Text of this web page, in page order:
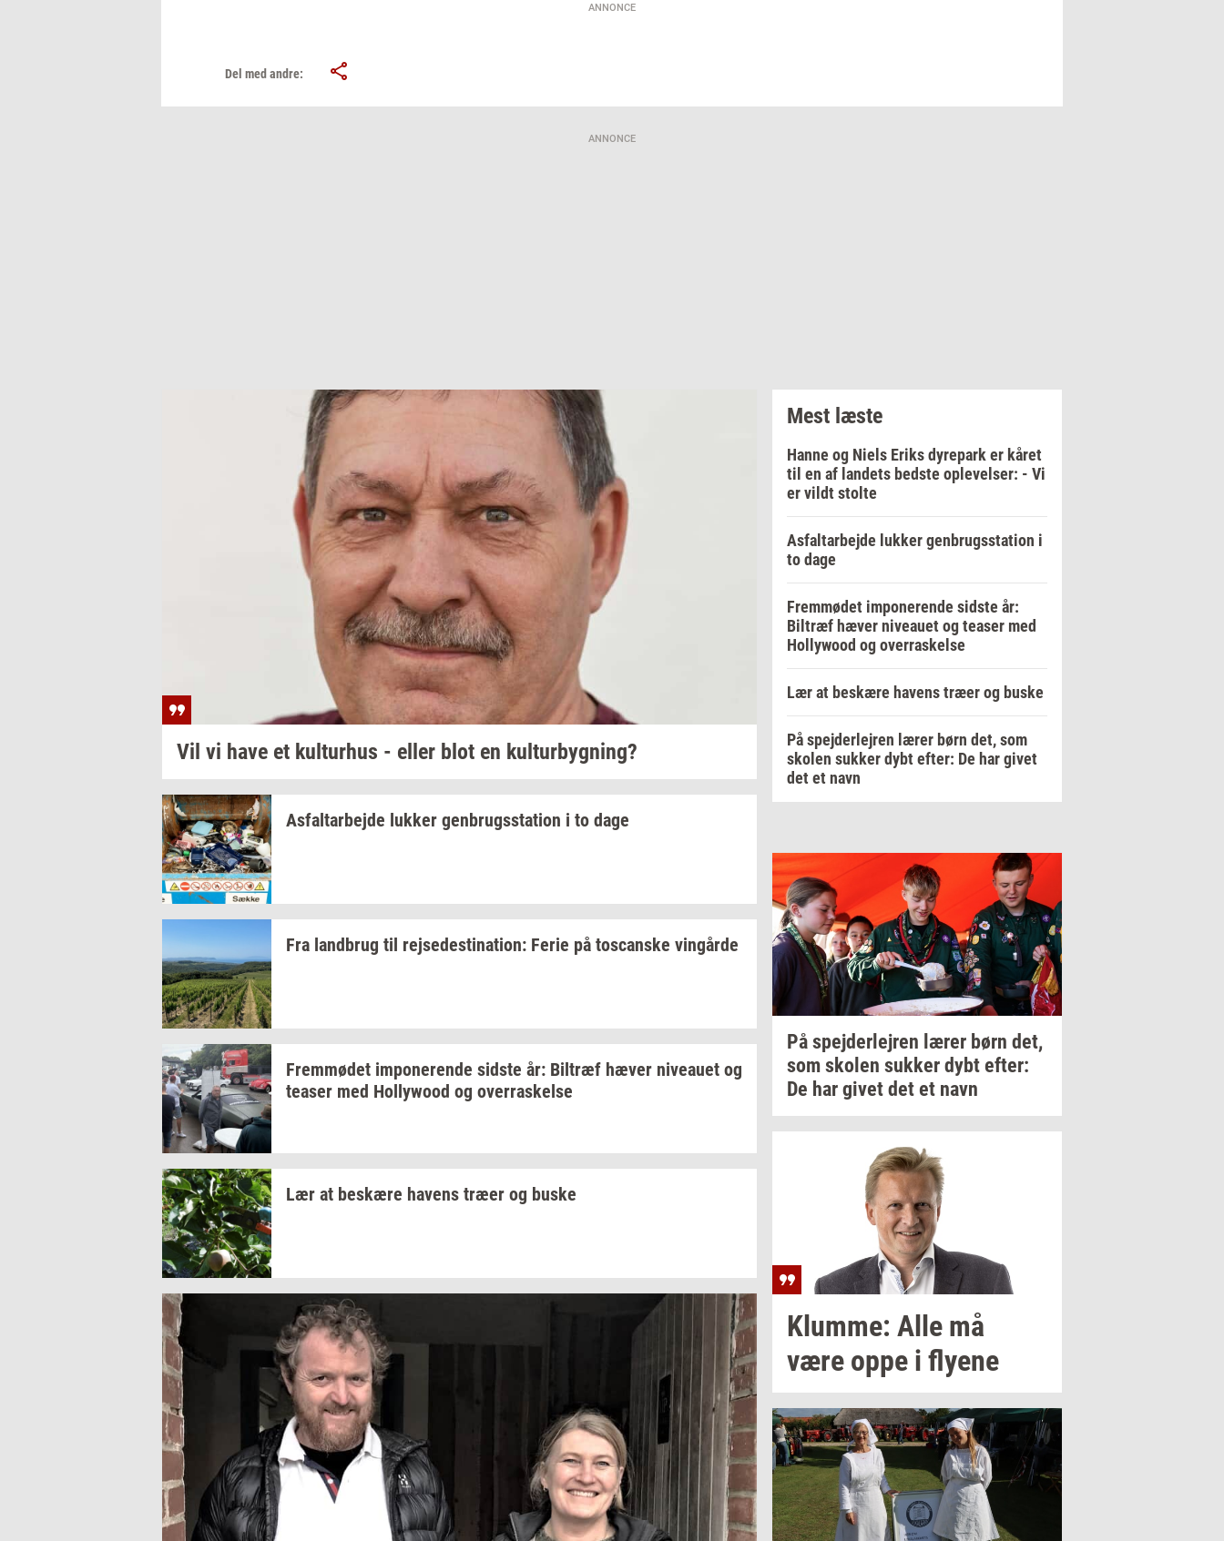
ANNONCE
Del med andre:
ANNONCE
Vil vi have et kul­tur­hus - eller blot en kul­tur­byg­ning?
As­fal­t­ar­bej­de luk­ker gen­brugs­sta­tion i to dage
Fra land­brug til rej­se­desti­na­tion: Ferie på toscan­ske vin­går­de
Frem­mø­det im­po­ne­ren­de sid­ste år: Bil­træf hæver ni­veau­et og
tea­ser med Hol­lywood og over­ra­skel­se
Lær at be­skæ­re ha­vens træer og buske
Mest læste
Hanne og Niels Eriks dyrepark er kåret
til en af landets bedste oplevelser: - Vi
er vildt stolte
Asfaltarbejde lukker genbrugsstation i
to dage
Fremmødet imponerende sidste år:
Biltræf hæver niveauet og teaser med
Hollywood og overraskelse
Lær at beskære havens træer og buske
På spejderlejren lærer børn det, som
skolen sukker dybt efter: De har givet
det et navn
På spej­der­lej­ren lærer børn det,
som sko­len suk­ker dybt efter:
De har givet det et navn
Klum­me: Alle må
være oppe i fly­e­ne